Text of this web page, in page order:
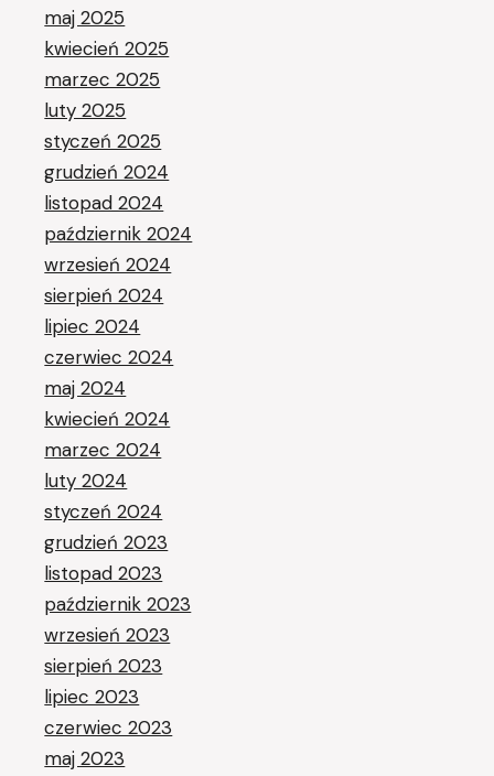
maj 2025
kwiecień 2025
marzec 2025
luty 2025
styczeń 2025
grudzień 2024
listopad 2024
październik 2024
wrzesień 2024
sierpień 2024
lipiec 2024
czerwiec 2024
maj 2024
kwiecień 2024
marzec 2024
luty 2024
styczeń 2024
grudzień 2023
listopad 2023
październik 2023
wrzesień 2023
sierpień 2023
lipiec 2023
czerwiec 2023
maj 2023